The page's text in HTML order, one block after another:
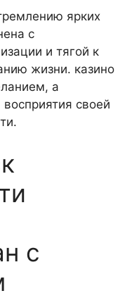
ярких
с
и тягой к
жизни. казино
а
своей
с